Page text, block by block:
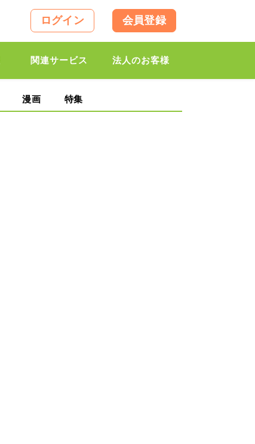
ログイン 会員登録
関連サービス 法人のお客様
漫画 特集